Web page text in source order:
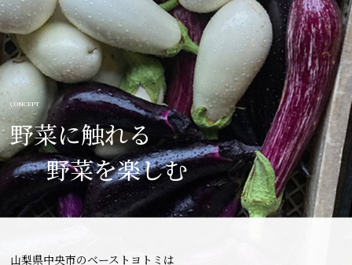
CONCEPT
野菜に触れる
野菜を楽しむ
山梨県中央市のベーストヨトミは